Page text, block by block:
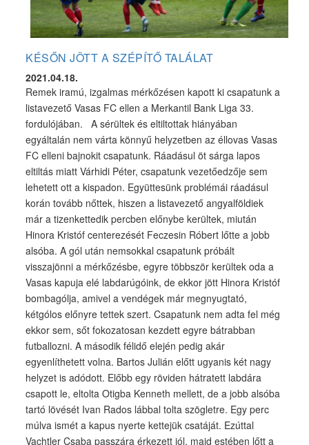
KÉSŐN JÖTT A SZÉPÍTŐ TALÁLAT
2021.04.18.
Remek iramú, izgalmas mérkőzésen kapott ki csapatunk a
listavezető Vasas FC ellen a Merkantil Bank Liga 33.
fordulójában. A sérültek és eltiltottak hiányában
egyáltalán nem várta könnyű helyzetben az éllovas Vasas
FC elleni bajnokit csapatunk. Ráadásul öt sárga lapos
eltiltás miatt Várhidi Péter, csapatunk vezetőedzője sem
lehetett ott a kispadon. Együttesünk problémái ráadásul
korán tovább nőttek, hiszen a listavezető angyalföldiek
már a tizenkettedik percben előnybe kerültek, miután
Hinora Kristóf centerezését Feczesin Róbert lőtte a jobb
alsóba. A gól után nemsokkal csapatunk próbált
visszajönni a mérkőzésbe, egyre többször kerültek oda a
Vasas kapuja elé labdarúgóink, de ekkor jött Hinora Kristóf
bombagólja, amivel a vendégek már megnyugtató,
kétgólos előnyre tettek szert. Csapatunk nem adta fel még
ekkor sem, sőt fokozatosan kezdett egyre bátrabban
futballozni. A második félidő elején pedig akár
egyenlíthetett volna. Bartos Julián előtt ugyanis két nagy
helyzet is adódott. Előbb egy röviden hátratett labdára
csapott le, eltolta Otigba Kenneth mellett, de a jobb alsóba
tartó lövését Ivan Rados lábbal tolta szögletre. Egy perc
múlva ismét a kapus nyerte kettejük csatáját. Ezúttal
Vachtler Csaba passzára érkezett jól, majd estében lőtt a